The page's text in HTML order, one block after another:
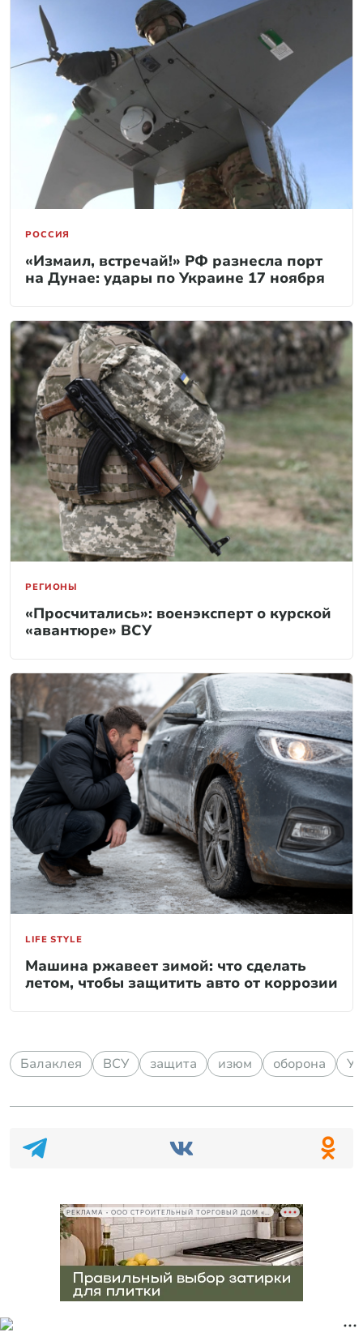
РОССИЯ
«Измаил, встречай!» РФ разнесла порт
на Дунае: удары по Украине 17 ноября
РЕГИОНЫ
«Просчитались»: военэксперт о курской
«авантюре» ВСУ
LIFE STYLE
Машина ржавеет зимой: что сделать
летом, чтобы защитить авто от коррозии
Балаклея ВСУ защита изюм оборона
РЕКЛАМА • ООО СТРОИТЕЛЬНЫЙ ТОРГОВЫЙ ДОМ «ПЕТРОВИЧ», ИНН 7802348846